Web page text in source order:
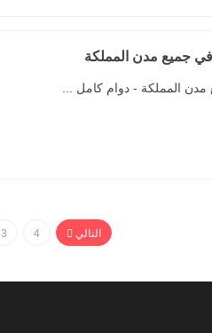
جميع مدن المملكة
المملكة - دوام كامل ...
3 4 التالي